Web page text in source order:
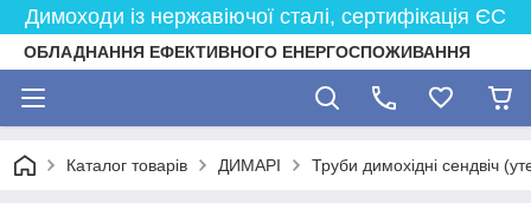
Димоходи із нержавіючої сталі, сертифікація ЄС
ОБЛАДНАННЯ ЕФЕКТИВНОГО ЕНЕРГОСПОЖИВАННЯ
Каталог товарів ДИМАРІ Труби димохідні сендвіч